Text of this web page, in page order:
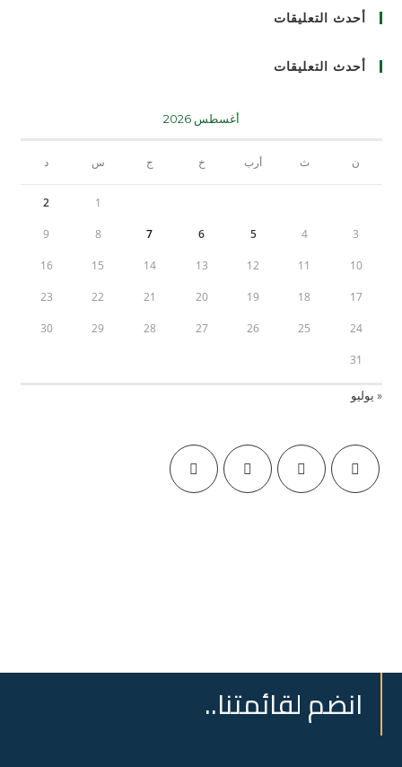
أحدث التعليقات
أحدث التعليقات
أغسطس 2026
ن ث أرب خ ج س د
1
2
3
4
5
6
7
8
9
10
11
12
13
14
15
16
17
18
19
20
21
22
23
24
25
26
27
28
29
30
31
« يوليو
انضم لقائمتنا..